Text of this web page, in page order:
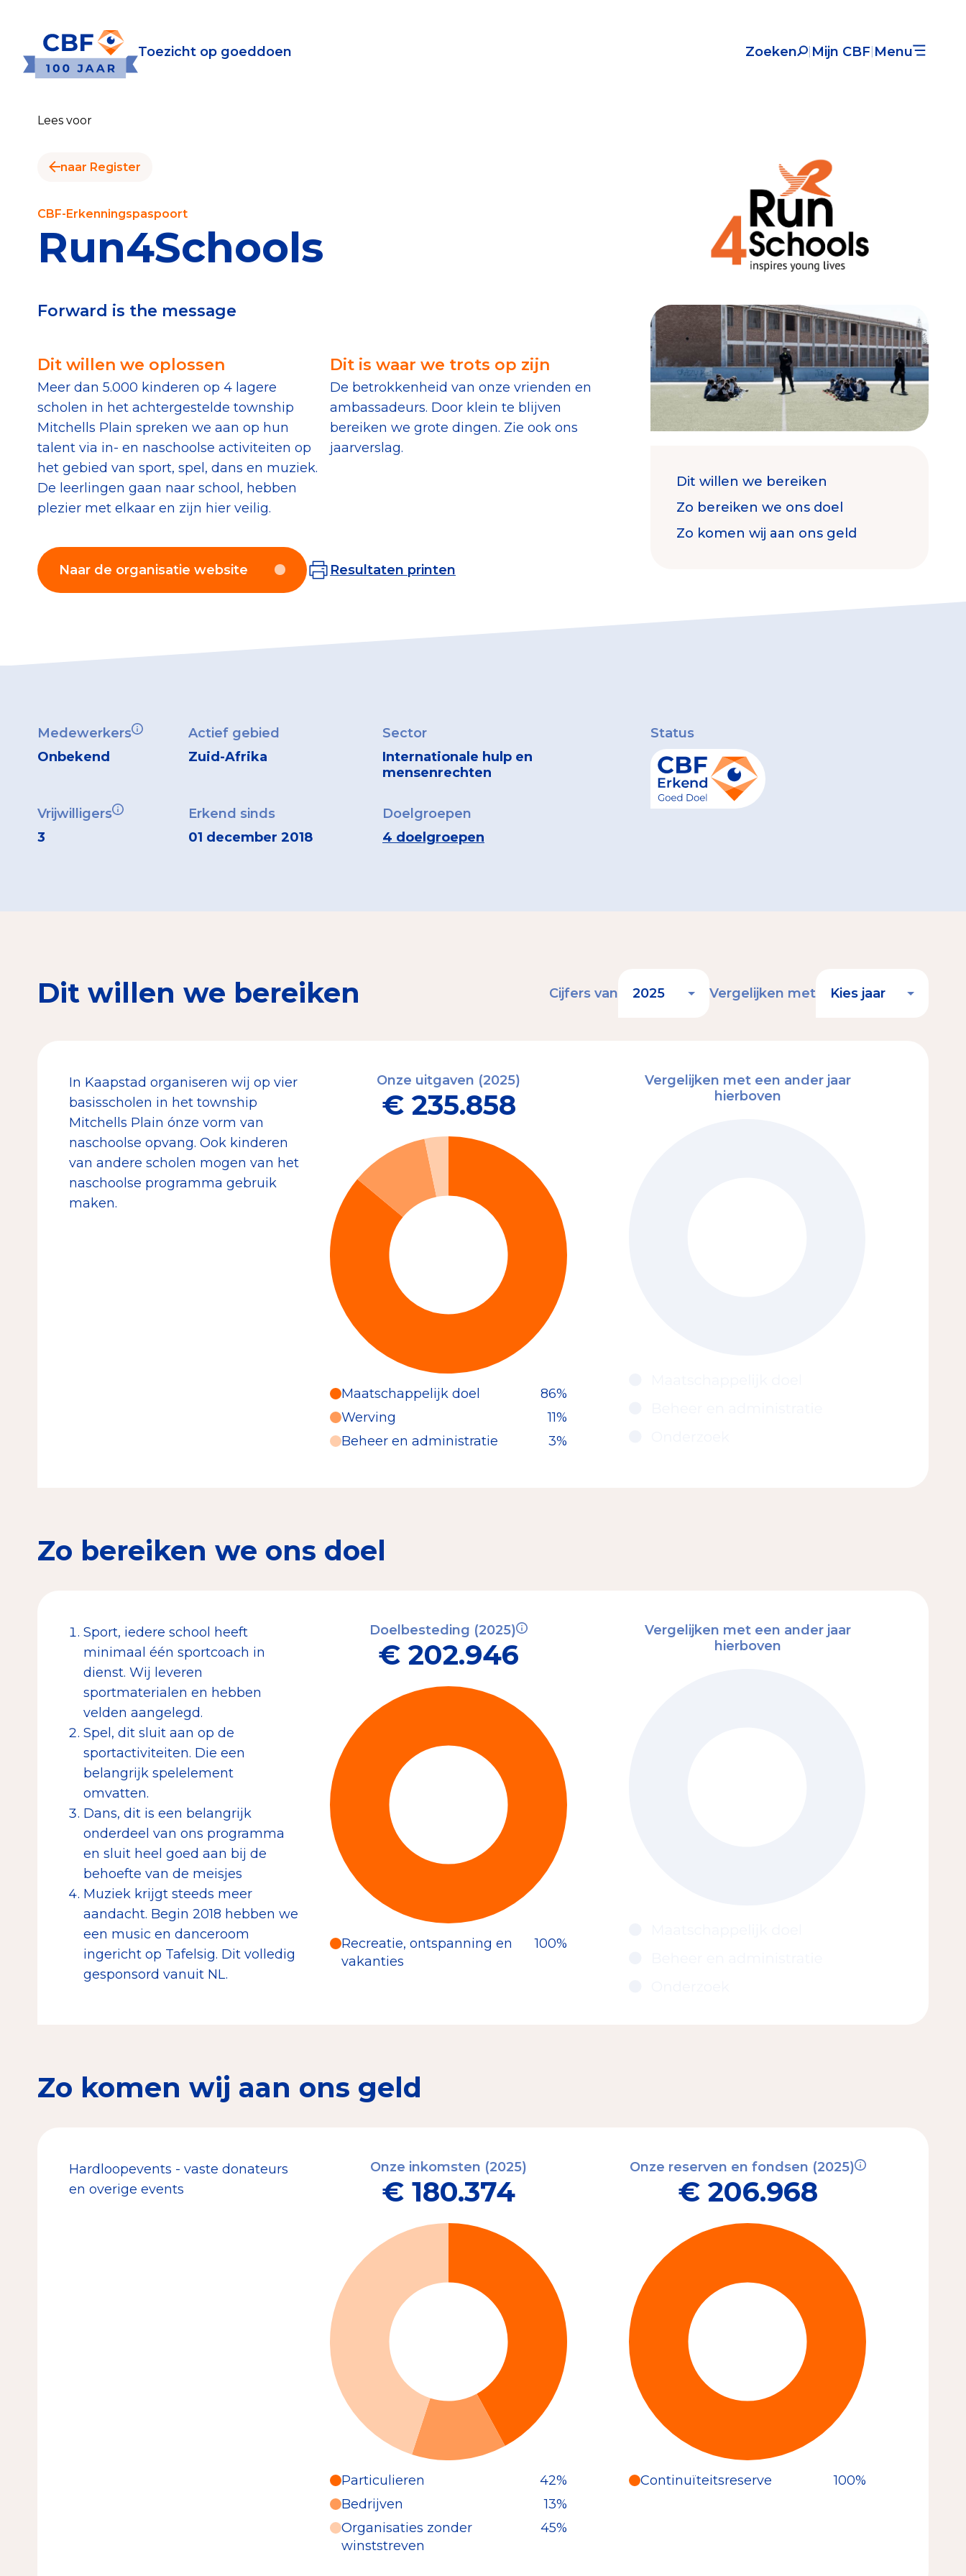
Toezicht op goeddoen
Toezicht op goeddoen Zoeken Mijn CBF Menu
Publiek
Check het CBF-keurmerk van een goed doel
Tips bij doneren: zo geef je veilig
Data & Onderzoek
Betrouwbare data over goede doelen
CBF-publicaties
State of the Sector
Register Erkende Donatieplatformen
Lees voor
naar Register
CBF-Erkenningspaspoort
Run4Schools
Forward is the message
Dit willen we oplossen
Meer dan 5.000 kinderen op 4 lagere
scholen in het achtergestelde township
Mitchells Plain spreken we aan op hun
talent via in- en naschoolse activiteiten op
het gebied van sport, spel, dans en muziek.
De leerlingen gaan naar school, hebben
plezier met elkaar en zijn hier veilig.
Dit is waar we trots op zijn
De betrokkenheid van onze vrienden en
ambassadeurs. Door klein te blijven
bereiken we grote dingen. Zie ook ons
jaarverslag.
Naar de organisatie website Resultaten printen
Dit willen we bereiken
Zo bereiken we ons doel
Zo komen wij aan ons geld
Medewerkers
Onbekend
Actief gebied
Zuid-Afrika
Vrijwilligers
3
Erkend sinds
01 december 2018
Sector
Internationale hulp en
mensenrechten
Doelgroepen
4 doelgroepen
Status
Dit willen we bereiken Cijfers van Vergelijken met
Vergelijken met een ander jaar
hierboven
Onze uitgaven (2025)
€ 235.858
Maatschappelijk doel
86%
Werving
11%
Beheer en administratie
3%
In Kaapstad organiseren wij op vier
basisscholen in het township
Mitchells Plain ónze vorm van
naschoolse opvang. Ook kinderen
van andere scholen mogen van het
naschoolse programma gebruik
maken.
Zo bereiken we ons doel
Vergelijken met een ander jaar
hierboven
Doelbesteding (2025)
€ 202.946
Recreatie, ontspanning en
vakanties
100%
Sport, iedere school heeft
minimaal één sportcoach in
dienst. Wij leveren
sportmaterialen en hebben
velden aangelegd.
Spel, dit sluit aan op de
sportactiviteiten. Die een
belangrijk spelelement
omvatten.
Dans, dit is een belangrijk
onderdeel van ons programma
en sluit heel goed aan bij de
behoefte van de meisjes
Muziek krijgt steeds meer
aandacht. Begin 2018 hebben we
een music en danceroom
ingericht op Tafelsig. Dit volledig
gesponsord vanuit NL.
Zo komen wij aan ons geld
Onze reserven en fondsen (2025)
€ 206.968
Continuïteitsreserve 100%
Onze inkomsten (2025)
€ 180.374
Particulieren (42%)
Deze inkomsten zijn als volgt
onderverdeeld:
Particulieren
42%
Bedrijven
13%
Organisaties zonder
winststreven
45%
Hardloopevents - vaste donateurs
en overige events